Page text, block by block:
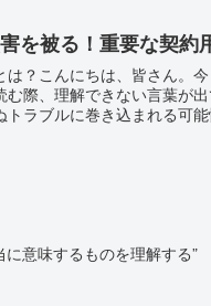
を被る！重要な契約
？こんにちは、皆さん。
際、理解できない言葉が
ラブルに巻き込まれる可
意味するものを理解する”